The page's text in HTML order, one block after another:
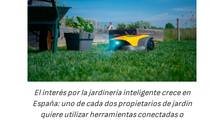
El interés por la jardinería inteligente crece en
España: uno de cada dos propietarios de jardín
quiere utilizar herramientas conectadas o